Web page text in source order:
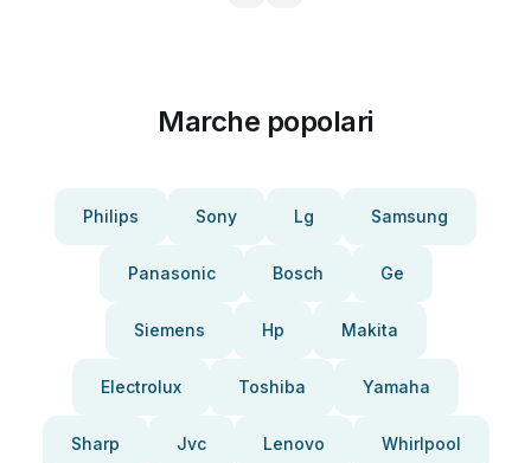
Marche popolari
Philips Sony Lg Samsung
Panasonic Bosch Ge
Siemens Hp Makita
Electrolux Toshiba Yamaha
Sharp Jvc Lenovo Whirlpool